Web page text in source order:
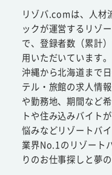
リゾバ.comは、人材
ックが運営するリゾ
で、登録者数（累計
用いただいています。
沖縄から北海道まで
テル・旅館の求人情
や勤務地、期間など
トや住み込みバイト
悩みなどリゾートバ
業界No.1のリゾート
りのお仕事探しと夢